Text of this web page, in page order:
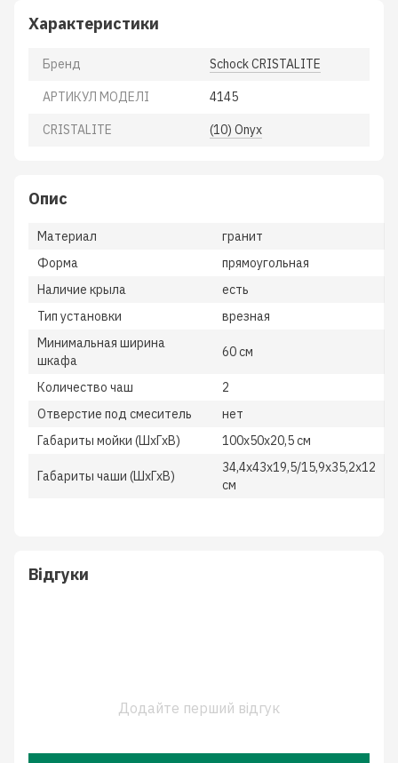
Характеристики
Бренд Schock CRISTALITE
АРТИКУЛ МОДЕЛІ 4145
CRISTALITE (10) Onyx
Опис
Материал
гранит
Форма
прямоугольная
Наличие крыла
есть
Тип установки
врезная
Минимальная ширина
шкафа
60 см
Количество чаш
2
Отверстие под смеситель
нет
Габариты мойки (ШхГхВ)
100x50x20,5 см
Габариты чаши (ШхГхВ)
34,4х43х19,5/15,9х35,2х12
см
Відгуки
Додайте перший відгук